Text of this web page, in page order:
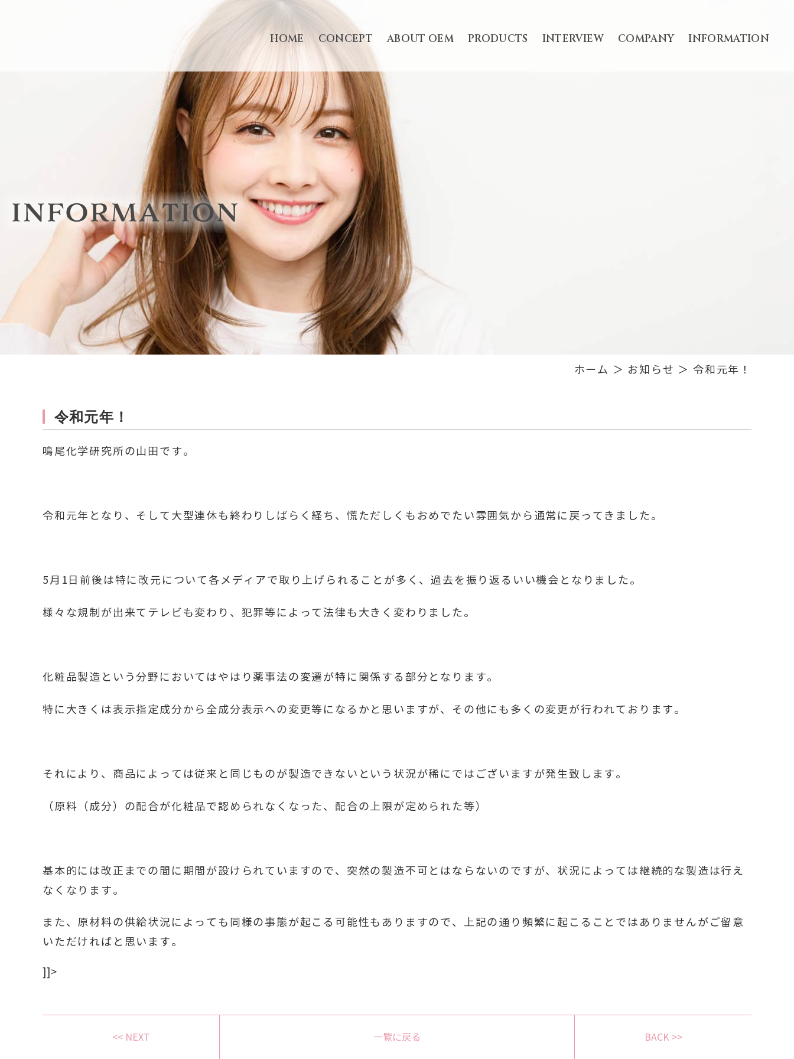
HOME CONCEPT ABOUT OEM PRODUCTS INTERVIEW COMPANY INFORMATION
ホーム ＞ お知らせ ＞ 令和元年！
令和元年！
鳴尾化学研究所の山田です。
令和元年となり、そして大型連休も終わりしばらく経ち、慌ただしくもおめでたい雰囲気から通常に戻ってきました。
5月1日前後は特に改元について各メディアで取り上げられることが多く、過去を振り返るいい機会となりました。
様々な規制が出来てテレビも変わり、犯罪等によって法律も大きく変わりました。
化粧品製造という分野においてはやはり薬事法の変遷が特に関係する部分となります。
特に大きくは表示指定成分から全成分表示への変更等になるかと思いますが、その他にも多くの変更が行われております。
それにより、商品によっては従来と同じものが製造できないという状況が稀にではございますが発生致します。
（原料（成分）の配合が化粧品で認められなくなった、配合の上限が定められた等）
基本的には改正までの間に期間が設けられていますので、突然の製造不可とはならないのですが、状況によっては継続的な製造は行え
なくなります。
また、原材料の供給状況によっても同様の事態が起こる可能性もありますので、上記の通り頻繁に起こることではありませんがご留意
いただければと思います。
]]>
<< NEXT 一覧に戻る BACK >>